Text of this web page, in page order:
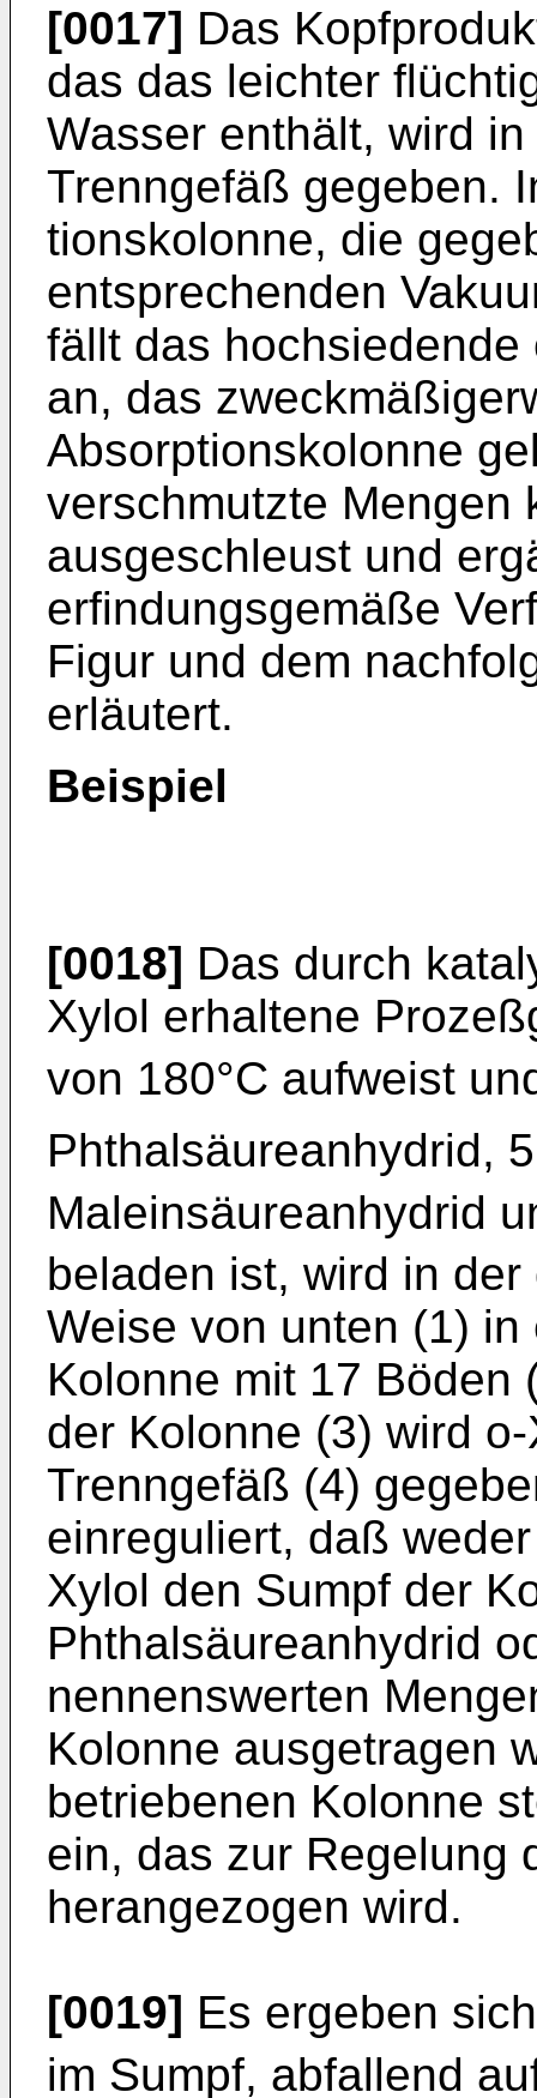
[0017] Das
das das leichter
Wasser enthält, wird
Trenngefäß gegeben.
tionskolonne, die
entsprechenden
fällt das
an, das
Absorptionskolonne
verschmutzte Mengen
ausgeschleust und
erfindungsgemäße
Figur und dem
erläutert.
Beispiel
[0018] Das durch
Xylol erhaltene
von 180°C aufweist
Phthalsäureanhydrid,
Maleinsäureanhydrid
beladen ist, wird in
Weise von unten (1)
Kolonne mit 17 Böden
der Kolonne (3) wird
Trenngefäß (4)
einreguliert, daß
Xylol den Sumpf der
Phthalsäureanhydrid
nennenswerten
Kolonne ausgetragen
betriebenen Kolonne
ein, das zur Regelung
herangezogen wird.
[0019] Es ergeben
im Sumpf, abfallend